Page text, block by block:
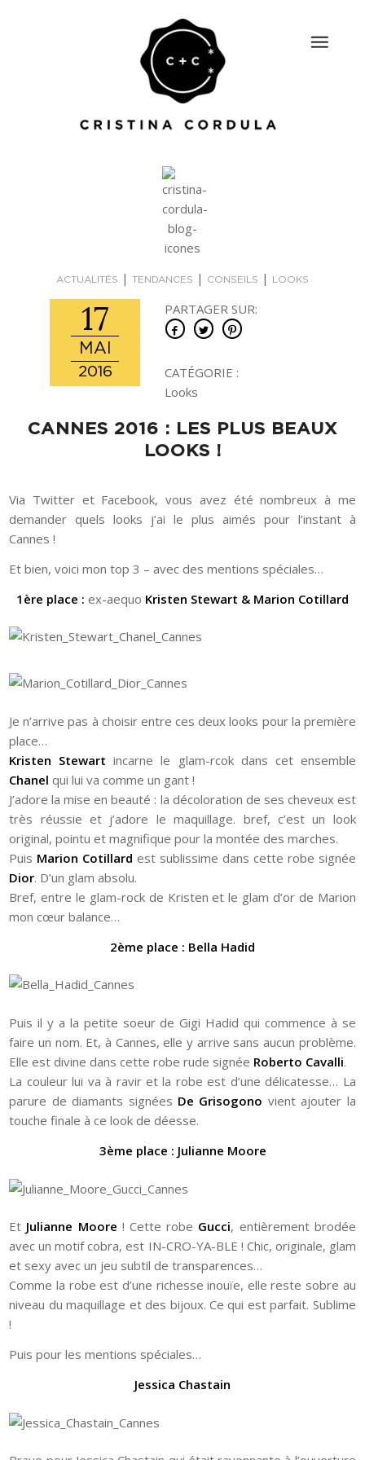
ACTUALITÉS | TENDANCES | CONSEILS | LOOKS
17
MAI
2016
PARTAGER SUR:
CATÉGORIE :
Looks
CANNES 2016 : LES PLUS BEAUX
LOOKS !
Via Twitter et Facebook, vous avez été nombreux à me
demander quels looks j’ai le plus aimés pour l’instant à
Cannes !
Et bien, voici mon top 3 – avec des mentions spéciales…
1ère place : ex-aequo Kristen Stewart & Marion Cotillard
Je n’arrive pas à choisir entre ces deux looks pour la première
place…
Kristen Stewart incarne le glam-rcok dans cet ensemble
Chanel qui lui va comme un gant !
J’adore la mise en beauté : la décoloration de ses cheveux est
très réussie et j’adore le maquillage. bref, c’est un look
original, pointu et magnifique pour la montée des marches.
Puis Marion Cotillard est sublissime dans cette robe signée
Dior. D’un glam absolu.
Bref, entre le glam-rock de Kristen et le glam d’or de Marion
mon cœur balance…
2ème place : Bella Hadid
Puis il y a la petite soeur de Gigi Hadid qui commence à se
faire un nom. Et, à Cannes, elle y arrive sans aucun problème.
Elle est divine dans cette robe rude signée Roberto Cavalli.
La couleur lui va à ravir et la robe est d’une délicatesse… La
parure de diamants signées De Grisogono vient ajouter la
touche finale à ce look de déesse.
3ème place : Julianne Moore
Et Julianne Moore ! Cette robe Gucci, entièrement brodée
avec un motif cobra, est IN-CRO-YA-BLE ! Chic, originale, glam
et sexy avec un jeu subtil de transparences…
Comme la robe est d’une richesse inouïe, elle reste sobre au
niveau du maquillage et des bijoux. Ce qui est parfait. Sublime
!
Puis pour les mentions spéciales…
Jessica Chastain